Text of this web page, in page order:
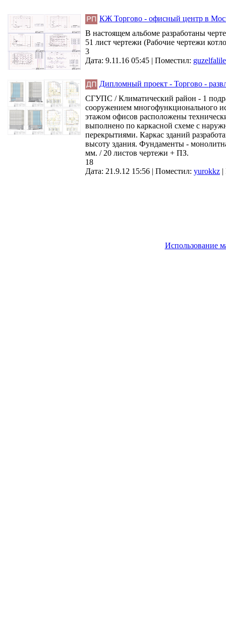
КЖ Торгово - офисный центр в
В настоящем альбоме разработаны
51 лист чертежи (Рабочие чертежи
3
Дата: 9.11.16 05:45 | Поместил:
Дипломный проект - Торгово -
СГУПС / Климатический район - 1
сооружением многофункционального
этажом офисов расположены
выполнено по каркасной схеме с
перекрытиями. Каркас зданий
высоту здания. Фундаменты -
мм. / 20 листов чертежи + ПЗ.
18
Дата: 21.9.12 15:56 | Поместил: yurokkz |
Использование